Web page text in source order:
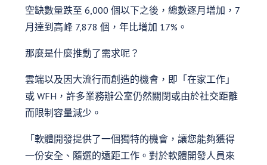
空缺數量跌至 6,000 個以下之後，總數逐月增加，7
月達到高峰 7,878 個，年比增加 17%。
那麼是什麼推動了需求呢？
雲端以及因大流行而創造的機會，即「在家工作」
或 WFH，許多業務辦公室仍然關閉或由於社交距離
而限制容量減少。
「軟體開發提供了一個獨特的機會，讓您能夠獲得
一份安全、隨選的遠距工作。對於軟體開發人員來